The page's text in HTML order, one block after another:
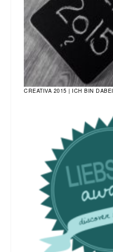
CREATIVA 2015 | ICH BIN DABEI